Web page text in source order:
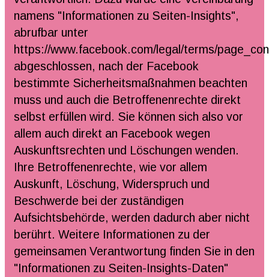
namens "Informationen zu Seiten-Insights",
abrufbar unter
https://www.facebook.com/legal/terms/
abgeschlossen, nach der Facebook
bestimmte Sicherheitsmaßnahmen beachten
muss und auch die Betroffenenrechte direkt
selbst erfüllen wird. Sie können sich also vor
allem auch direkt an Facebook wegen
Auskunftsrechten und Löschungen wenden.
Ihre Betroffenenrechte, wie vor allem
Auskunft, Löschung, Widerspruch und
Beschwerde bei der zuständigen
Aufsichtsbehörde, werden dadurch aber nicht
berührt. Weitere Informationen zu der
gemeinsamen Verantwortung finden Sie in den
"Informationen zu Seiten-Insights-Daten"